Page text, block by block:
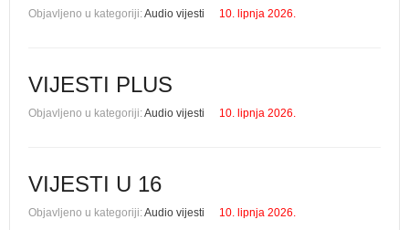
Objavljeno u kategoriji:Audio vijesti 10. lipnja 2026.
VIJESTI PLUS
Objavljeno u kategoriji:Audio vijesti 10. lipnja 2026.
VIJESTI U 16
Objavljeno u kategoriji:Audio vijesti 10. lipnja 2026.